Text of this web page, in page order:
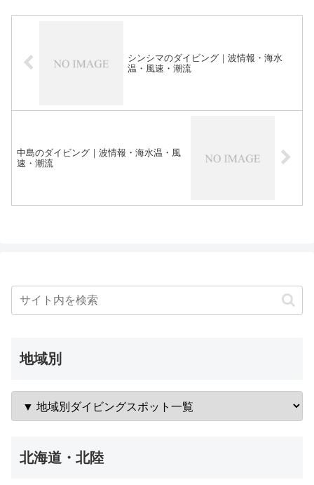
シンシマのダイビング｜波情報・海水
温・風速・潮流
中島のダイビング｜波情報・海水温・風
速・潮流
地域別
北海道・北陸